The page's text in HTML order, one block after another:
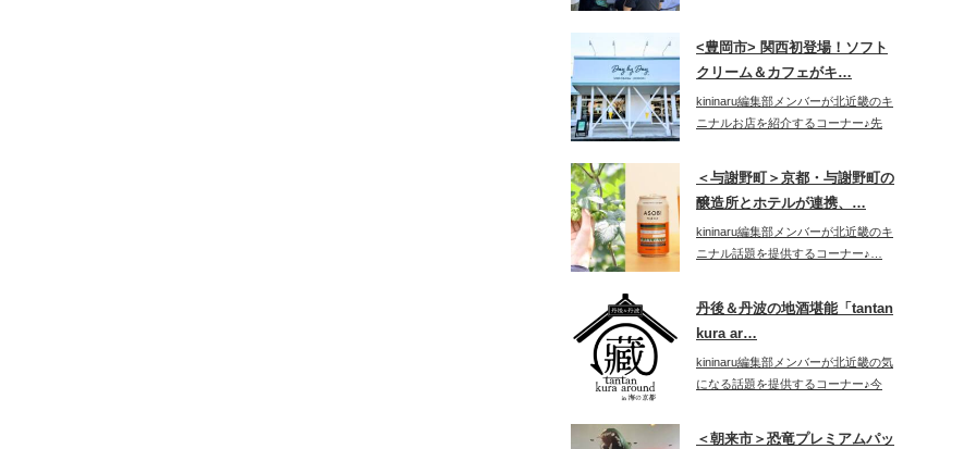
<豊岡市> 関西初登場！ソフト
クリーム＆カフェがキ…
kininaru編集部メンバーが北近畿のキ
ニナルお店を紹介するコーナー♪先
＜与謝野町＞京都・与謝野町の
醸造所とホテルが連携、…
kininaru編集部メンバーが北近畿のキ
ニナル話題を提供するコーナー♪…
丹後＆丹波の地酒堪能「tantan
kura ar…
kininaru編集部メンバーが北近畿の気
になる話題を提供するコーナー♪今
＜朝来市＞恐竜プレミアムパッ